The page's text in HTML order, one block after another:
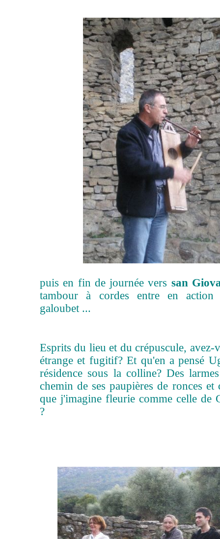
puis en fin de journée vers san
tambour à cordes entre en action
galoubet ...
Esprits du lieu et du crépuscule, avez-
étrange et fugitif? Et qu'en a pensé
résidence sous la colline? Des
chemin de ses paupières de ronces et
que j'imagine fleurie comme celle de
?